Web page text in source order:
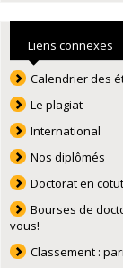
Liens connexes
Calendrier des
Le plagiat
International
Nos diplômés
Doctorat en
Bourses de
vous!
Classement :